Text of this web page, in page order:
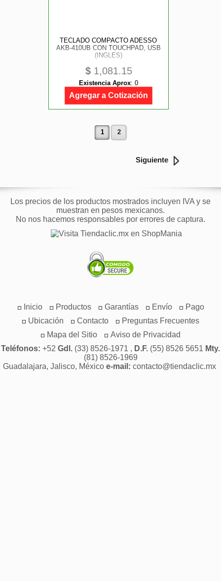
TECLADO COMPACTO ADESSO
AKB-410UB CON TOUCHPAD, USB
(INGLES)
$1,081.15
Existencia Aprox: 0
Agregar a Cotización
1 2
Siguiente
Los precios de los productos mostrados incluyen IVA y se
muestran en pesos mexicanos.
No nos hacemos responsables por errores de captura.
Inicio Productos Garantías Envío
Pago
Ubicación
Contacto
Preguntas Frecuentes
Mapa del Sitio
Aviso de Privacidad
Teléfonos: +52 Gdl. (33) 8526-1971 , D.F. (55) 8526 5651 Mty.
(81) 8526-1969
Guadalajara, Jalisco, México e-mail: contacto@tiendaclic.mx